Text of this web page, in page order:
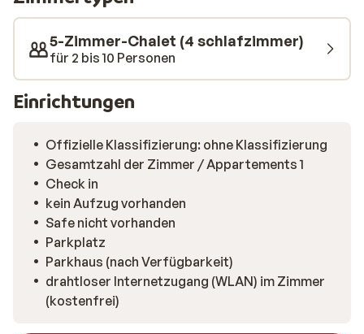
gemütlichen Wohnküche gemeinsam ein
selbstgekochtes Essen genießen. Außerdem haben Sie
eine Terrasse mit schöner Aussicht auf die Umgebung.
Dies ist wirklich eine schöne Adresse, wo Sie sich jeden
Tag nach einem Tag Skifahren oder Snowboarden an
der frischen Luft entspannen können.
5-Zimmer-Chalet (4 schlafzimmer)
für 2 bis 10 Personen
Einrichtungen
Offizielle Klassifizierung: ohne Klassifizierung
Gesamtzahl der Zimmer / Appartements 1
Check in
kein Aufzug vorhanden
Safe nicht vorhanden
Parkplatz
Parkhaus (nach Verfügbarkeit)
drahtloser Internetzugang (WLAN) im Zimmer
(kostenfrei)